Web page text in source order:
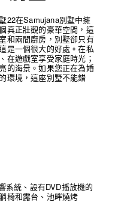
22在Samujana別墅中擁
真正壯觀的豪華空間，這
和兩間廚房，別墅卻只有
是一個很大的好處。在私
在遊戲室享受家庭時光；
的海景。如果您正在為婚
環境，這座別墅不能錯
系統、設有DVD播放機的
椅和露台、池畔燒烤